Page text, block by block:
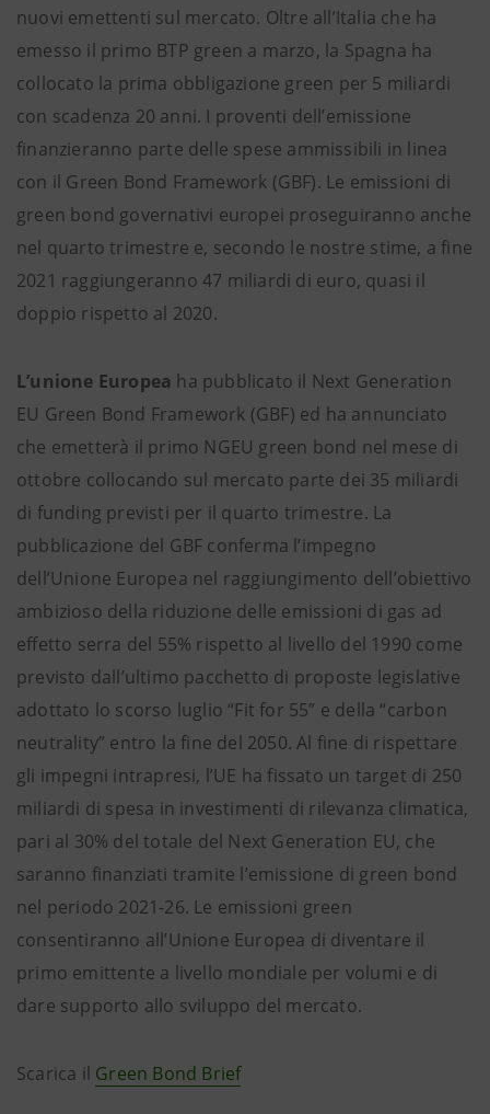
nuovi emettenti sul mercato. Oltre all’Italia che ha
emesso il primo BTP green a marzo, la Spagna ha
collocato la prima obbligazione green per 5 miliardi
con scadenza 20 anni. I proventi dell’emissione
finanzieranno parte delle spese ammissibili in linea
con il Green Bond Framework (GBF). Le emissioni di
green bond governativi europei proseguiranno anche
nel quarto trimestre e, secondo le nostre stime, a fine
2021 raggiungeranno 47 miliardi di euro, quasi il
doppio rispetto al 2020.
L’unione Europea ha pubblicato il Next Generation
EU Green Bond Framework (GBF) ed ha annunciato
che emetterà il primo NGEU green bond nel mese di
ottobre collocando sul mercato parte dei 35 miliardi
di funding previsti per il quarto trimestre. La
pubblicazione del GBF conferma l’impegno
dell’Unione Europea nel raggiungimento dell’obiettivo
ambizioso della riduzione delle emissioni di gas ad
effetto serra del 55% rispetto al livello del 1990 come
previsto dall’ultimo pacchetto di proposte legislative
adottato lo scorso luglio “Fit for 55” e della “carbon
neutrality” entro la fine del 2050. Al fine di rispettare
gli impegni intrapresi, l’UE ha fissato un target di 250
miliardi di spesa in investimenti di rilevanza climatica,
pari al 30% del totale del Next Generation EU, che
saranno finanziati tramite l’emissione di green bond
nel periodo 2021-26. Le emissioni green
consentiranno all’Unione Europea di diventare il
primo emittente a livello mondiale per volumi e di
dare supporto allo sviluppo del mercato.
Scarica il Green Bond Brief